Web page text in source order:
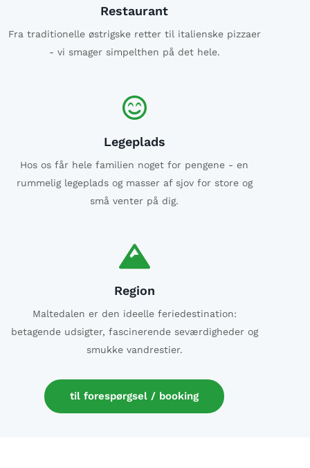
Restaurant
Fra traditionelle østrigske retter til italienske pizzaer
- vi smager simpelthen på det hele.
Legeplads
Hos os får hele familien noget for pengene - en
rummelig legeplads og masser af sjov for store og
små venter på dig.
Region
Maltedalen er den ideelle feriedestination:
betagende udsigter, fascinerende seværdigheder og
smukke vandrestier.
til forespørgsel / booking